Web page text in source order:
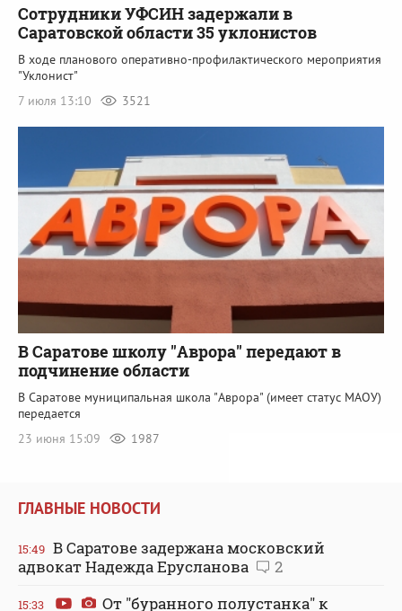
Сотрудники УФСИН задержали в
Саратовской области 35 уклонистов
В ходе планового оперативно-профилактического мероприятия
"Уклонист"
7 июля 13:10
3521
В Саратове школу "Аврора" передают в
подчинение области
В Саратове муниципальная школа "Аврора" (имеет статус МАОУ)
передается
23 июня 15:09
1987
ГЛАВНЫЕ НОВОСТИ
15:49 В Саратове задержана московский
адвокат Надежда Ерусланова
2
15:33
От "буранного полустанка" к